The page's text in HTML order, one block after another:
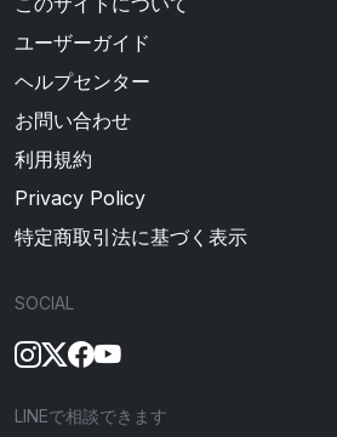
ユーザーガイド
ヘルプセンター
お問い合わせ
利用規約
Privacy Policy
特定商取引法に基づく表示
SOCIAL
LINEで相談できます